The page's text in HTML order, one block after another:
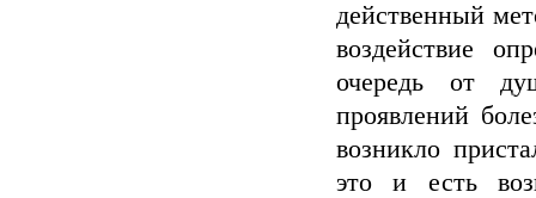
действенный
воздействие
очередь от
проявлений
возникло
это и есть